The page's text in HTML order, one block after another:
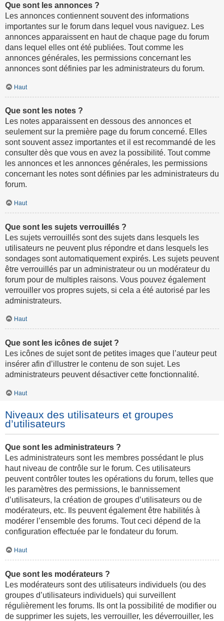
Que sont les annonces ?
Les annonces contiennent souvent des informations
importantes sur le forum dans lequel vous naviguez. Les
annonces apparaissent en haut de chaque page du forum
dans lequel elles ont été publiées. Tout comme les
annonces générales, les permissions concernant les
annonces sont définies par les administrateurs du forum.
Haut
Que sont les notes ?
Les notes apparaissent en dessous des annonces et
seulement sur la première page du forum concerné. Elles
sont souvent assez importantes et il est recommandé de les
consulter dès que vous en avez la possibilité. Tout comme
les annonces et les annonces générales, les permissions
concernant les notes sont définies par les administrateurs du
forum.
Haut
Que sont les sujets verrouillés ?
Les sujets verrouillés sont des sujets dans lesquels les
utilisateurs ne peuvent plus répondre et dans lesquels les
sondages sont automatiquement expirés. Les sujets peuvent
être verrouillés par un administrateur ou un modérateur du
forum pour de multiples raisons. Vous pouvez également
verrouiller vos propres sujets, si cela a été autorisé par les
administrateurs.
Haut
Que sont les icônes de sujet ?
Les icônes de sujet sont de petites images que l’auteur peut
insérer afin d’illustrer le contenu de son sujet. Les
administrateurs peuvent désactiver cette fonctionnalité.
Haut
Niveaux des utilisateurs et groupes
d’utilisateurs
Que sont les administrateurs ?
Les administrateurs sont les membres possédant le plus
haut niveau de contrôle sur le forum. Ces utilisateurs
peuvent contrôler toutes les opérations du forum, telles que
les paramètres des permissions, le bannissement
d’utilisateurs, la création de groupes d’utilisateurs ou de
modérateurs, etc. Ils peuvent également être habilités à
modérer l’ensemble des forums. Tout ceci dépend de la
configuration effectuée par le fondateur du forum.
Haut
Que sont les modérateurs ?
Les modérateurs sont des utilisateurs individuels (ou des
groupes d’utilisateurs individuels) qui surveillent
régulièrement les forums. Ils ont la possibilité de modifier ou
de supprimer les sujets, les verrouiller, les déverrouiller, les